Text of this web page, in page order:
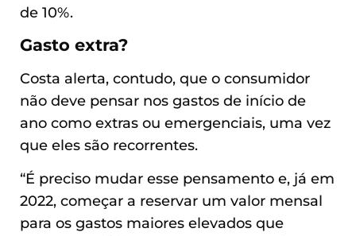
de 10%.
Gasto extra?
Costa alerta, contudo, que o consumidor
não deve pensar nos gastos de início de
ano como extras ou emergenciais, uma vez
que eles são recorrentes.
“É preciso mudar esse pensamento e, já em
2022, começar a reservar um valor mensal
para os gastos maiores elevados que